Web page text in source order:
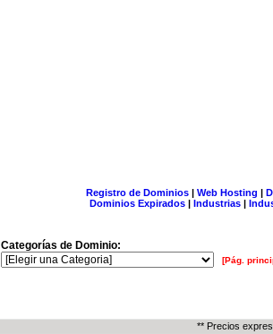
Registro de Dominios| Web Hosting |
Dominios Expirados | Industrias |
Categorías de Dominio:
[Pág.
** Precios